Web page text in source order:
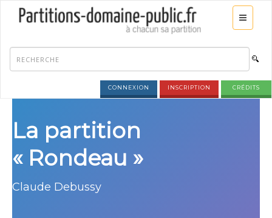
CONNEXION INSCRIPTION CRÉDITS
La partition
« Rondeau »
Claude Debussy